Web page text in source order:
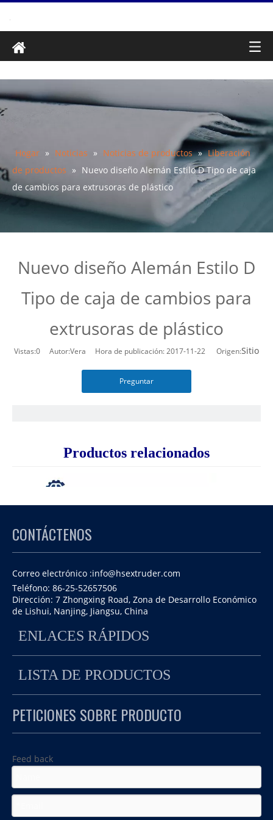
Hogar » Noticias » Noticias de productos » Liberación
de productos » Nuevo diseño Alemán Estilo D Tipo de caja
de cambios para extrusoras de plástico
Nuevo diseño Alemán Estilo D
Tipo de caja de cambios para
extrusoras de plástico
Vistas:0 Autor:Vera Hora de publicación: 2017-11-22 Origen:Sitio
Preguntar
¡La extrusión de Haisi tiene caja de cambios a la venta (se
puede comprar por separado)!
【B Tipo】 Tipo de troditiva para extrusora de doble tornillo
Productos relacionados
tornillo co-rotativa paralela
CONTÁCTENOS
Correo electrónico :info@hsextruder.com
Teléfono: 86-25-52657506
Dirección: 7 Zhongxing Road, Zona de Desarrollo Económico
de Lishui, Nanjing, Jiangsu, China
ENLACES RÁPIDOS
LISTA DE PRODUCTOS
PETICIONES SOBRE PRODUCTO
Feed back